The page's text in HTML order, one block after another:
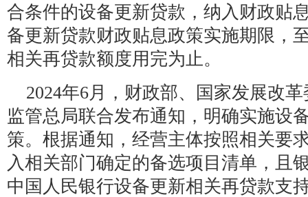
合条件的设备更新贷款，纳入财政贴
备更新贷款财政贴息政策实施期限，
相关再贷款额度用完为止。
2024年6月，财政部、国家发展改
监管总局联合发布通知，明确实施设
策。根据通知，经营主体按照相关要
入相关部门确定的备选项目清单，且
中国人民银行设备更新相关再贷款支